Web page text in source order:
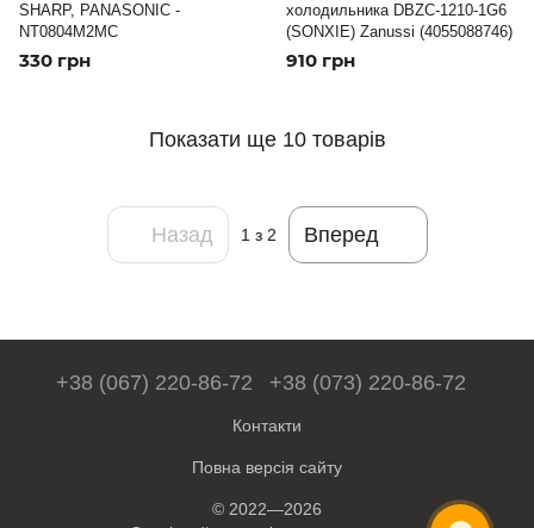
SHARP, PANASONIC -
NT0804M2MC
330 грн
холодильника DBZC-1210-1G6
(SONXIE) Zanussi (4055088746)
910 грн
Показати ще 10 товарів
Назад 1 з 2 Вперед
+38 (067) 220-86-72 +38 (073) 220-86-72
Контакти
Повна версія сайту
© 2022—2026